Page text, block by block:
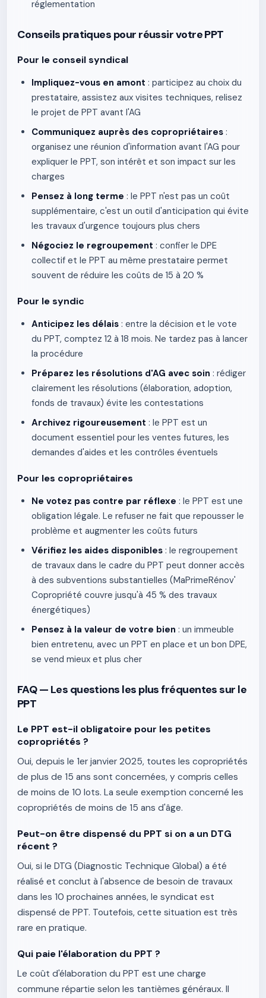
réglementation
Conseils pratiques pour réussir votre PPT
Pour le conseil syndical
Impliquez-vous en amont : participez au choix du
prestataire, assistez aux visites techniques, relisez
le projet de PPT avant l'AG
Communiquez auprès des copropriétaires :
organisez une réunion d'information avant l'AG pour
expliquer le PPT, son intérêt et son impact sur les
charges
Pensez à long terme : le PPT n'est pas un coût
supplémentaire, c'est un outil d'anticipation qui évite
les travaux d'urgence toujours plus chers
Négociez le regroupement : confier le DPE
collectif et le PPT au même prestataire permet
souvent de réduire les coûts de 15 à 20 %
Pour le syndic
Anticipez les délais : entre la décision et le vote
du PPT, comptez 12 à 18 mois. Ne tardez pas à lancer
la procédure
Préparez les résolutions d'AG avec soin : rédiger
clairement les résolutions (élaboration, adoption,
fonds de travaux) évite les contestations
Archivez rigoureusement : le PPT est un
document essentiel pour les ventes futures, les
demandes d'aides et les contrôles éventuels
Pour les copropriétaires
Ne votez pas contre par réflexe : le PPT est une
obligation légale. Le refuser ne fait que repousser le
problème et augmenter les coûts futurs
Vérifiez les aides disponibles : le regroupement
de travaux dans le cadre du PPT peut donner accès
à des subventions substantielles (MaPrimeRénov'
Copropriété couvre jusqu'à 45 % des travaux
énergétiques)
Pensez à la valeur de votre bien : un immeuble
bien entretenu, avec un PPT en place et un bon DPE,
se vend mieux et plus cher
FAQ — Les questions les plus fréquentes sur le
PPT
Le PPT est-il obligatoire pour les petites
copropriétés ?
Oui, depuis le 1er janvier 2025, toutes les copropriétés
de plus de 15 ans sont concernées, y compris celles
de moins de 10 lots. La seule exemption concerné les
copropriétés de moins de 15 ans d'âge.
Peut-on être dispensé du PPT si on a un DTG
récent ?
Oui, si le DTG (Diagnostic Technique Global) a été
réalisé et conclut à l'absence de besoin de travaux
dans les 10 prochaines années, le syndicat est
dispensé de PPT. Toutefois, cette situation est très
rare en pratique.
Qui paie l'élaboration du PPT ?
Le coût d'élaboration du PPT est une charge
commune répartie selon les tantièmes généraux. Il